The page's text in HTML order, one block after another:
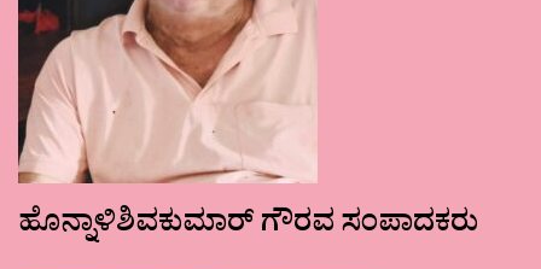
ಹೊನ್ನಾಳಿಶಿವಕುಮಾರ್ ಗೌರವ ಸಂಪಾದಕರು